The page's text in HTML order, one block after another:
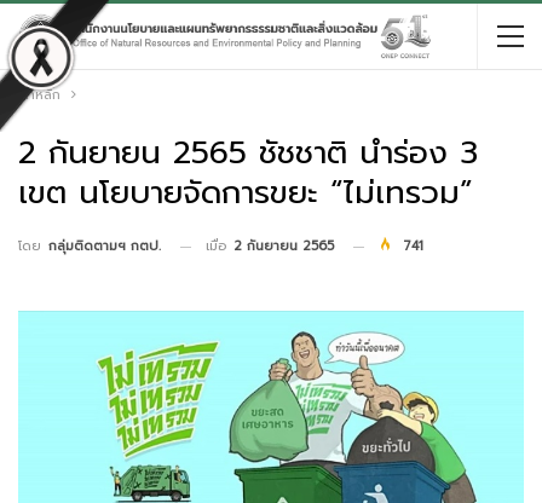
หน้าหลัก
2 กันยายน 2565 ชัชชาติ นำร่อง 3
เขต นโยบายจัดการขยะ “ไม่เทรวม”
โดย กลุ่มติดตามฯ กตป. เมื่อ 2 กันยายน 2565 741